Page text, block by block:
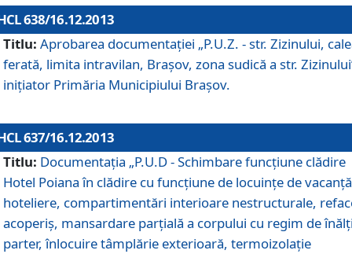
638/16.12.2013
Titlu: Aprobarea documentaţiei „P.U.Z. - str. Zizinului,
ferată, limita intravilan, Braşov, zona sudică a str.
iniţiator Primăria Municipiului Braşov.
637/16.12.2013
Titlu: Documentaţia „P.U.D - Schimbare funcţiune clădire
Hotel Poiana în clădire cu funcţiune de locuinţe de
hoteliere, compartimentări interioare nestructurale,
acoperiş, mansardare parţială a corpului cu regim de
parter, înlocuire tâmplărie exterioară, termoizolaţie